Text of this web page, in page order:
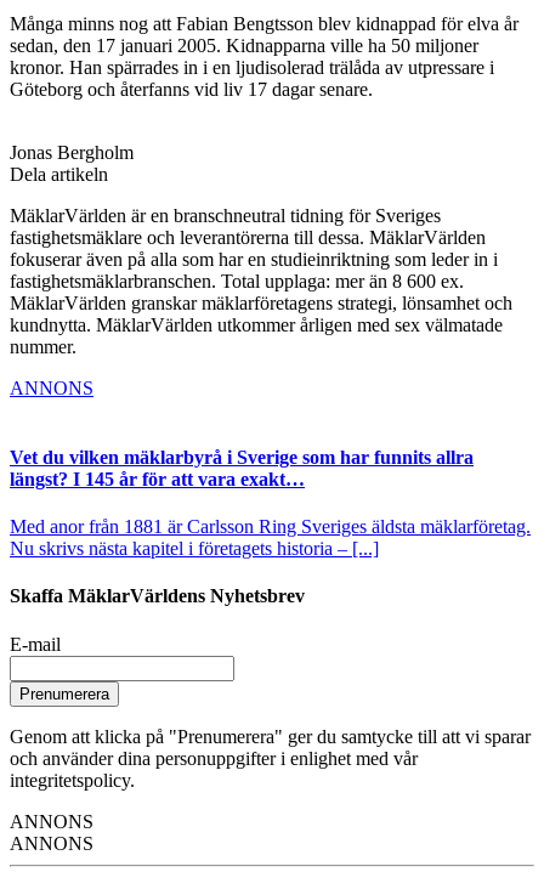
Många minns nog att Fabian Bengtsson blev kidnappad för elva år
sedan, den 17 januari 2005. Kidnapparna ville ha 50 miljoner
kronor. Han spärrades in i en ljudisolerad trälåda av utpressare i
Göteborg och återfanns vid liv 17 dagar senare.
Jonas Bergholm
Dela artikeln
MäklarVärlden är en branschneutral tidning för Sveriges
fastighetsmäklare och leverantörerna till dessa. MäklarVärlden
fokuserar även på alla som har en studieinriktning som leder in i
fastighetsmäklarbranschen. Total upplaga: mer än 8 600 ex.
MäklarVärlden granskar mäklarföretagens strategi, lönsamhet och
kundnytta. MäklarVärlden utkommer årligen med sex välmatade
nummer.
ANNONS
Vet du vilken mäklarbyrå i Sverige som har funnits allra
längst? I 145 år för att vara exakt…
Med anor från 1881 är Carlsson Ring Sveriges äldsta mäklarföretag.
Nu skrivs nästa kapitel i företagets historia – [...]
Skaffa MäklarVärldens Nyhetsbrev
E-mail
Prenumerera
Genom att klicka på "Prenumerera" ger du samtycke till att vi sparar
och använder dina personuppgifter i enlighet med vår
integritetspolicy.
ANNONS
ANNONS